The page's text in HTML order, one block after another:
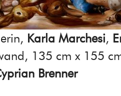
Karla Marchesi,
135 cm x 155
Brenner